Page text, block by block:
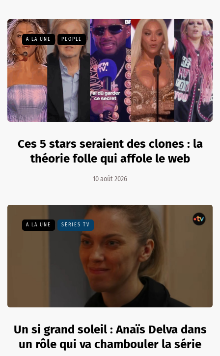
A LA UNE PEOPLE
Ces 5 stars seraient des clones : la
théorie folle qui affole le web
10 août 2026
A LA UNE SÉRIES TV
Un si grand soleil : Anaïs Delva dans
un rôle qui va chambouler la série